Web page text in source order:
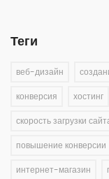
Теги
веб-дизайн
конверсия хостинг
скорость загрузки
повышение конверсии
интернет-магазин